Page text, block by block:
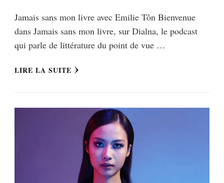
Jamais sans mon livre avec Emilie Tôn Bienvenue
dans Jamais sans mon livre, sur Dialna, le podcast
qui parle de littérature du point de vue …
LIRE LA SUITE